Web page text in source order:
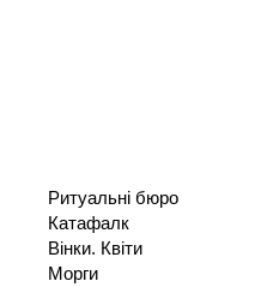
Ритуальні бюро
Катафалк
Вінки. Квіти
Морги